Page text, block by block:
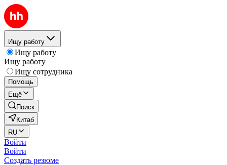
Ищу работу
Ищу работу
Ищу работу
Ищу сотрудника
Помощь
Ещё
Поиск
Китаб
RU
Войти
Войти
Создать резюме